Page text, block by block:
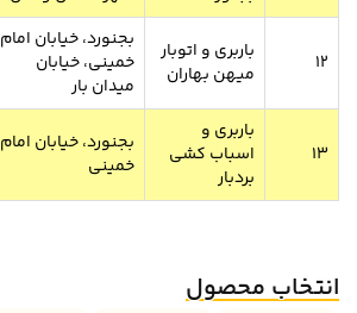
12
باربری و اتوبار
میهن بهاران
بجنورد، خیابان امام
خمینی، خیابان
میدان بار
13
باربری و
اسباب کشی
بردبار
بجنورد، خیابان امام
خمینی
انتخاب محصول